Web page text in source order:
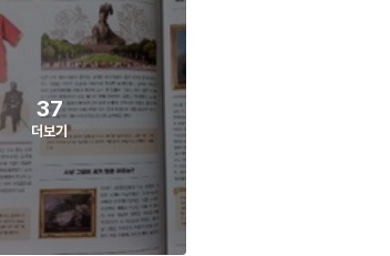
37
더보기